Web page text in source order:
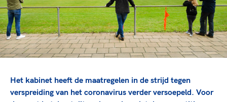
Sportonderzoek
Sportakkoord II
TeamNL kids
Olympische geschiedenis
Veilige en integere sport
Diversiteit en inclusie
Gezonde sportomgeving
Duurzaamheid
Vitale clubs en bestuurlijk kader
TeamNL Academie Kalender
Kennisaanbod TeamNL Experts
TeamNL Sport Science Centre
Olympische Spelen LA28
Het kabinet heeft de maatregelen in de strijd tegen
verspreiding van het coronavirus verder versoepeld. Voor